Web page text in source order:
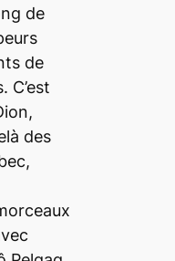
de
de
C’est
des